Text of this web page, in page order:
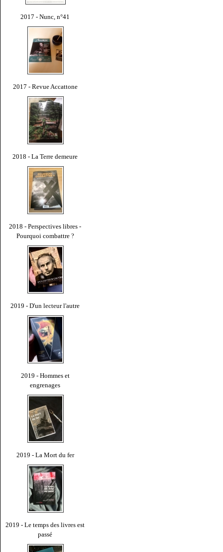
2017 - Nunc, n°41
2017 - Revue Accattone
2018 - La Terre demeure
2018 - Perspectives libres -
Pourquoi combattre ?
2019 - D'un lecteur l'autre
2019 - Hommes et
engrenages
2019 - La Mort du fer
2019 - Le temps des livres est
passé